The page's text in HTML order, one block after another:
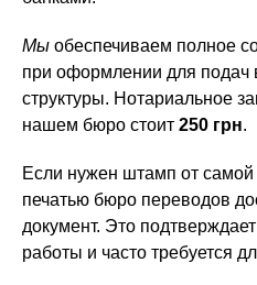
Мы обеспечиваем полное
при оформлении для подач
структуры. Нотариальное
нашем бюро стоит 250 грн.
Если нужен штамп от самой
печатью бюро переводов
документ. Это
работы и часто требуется